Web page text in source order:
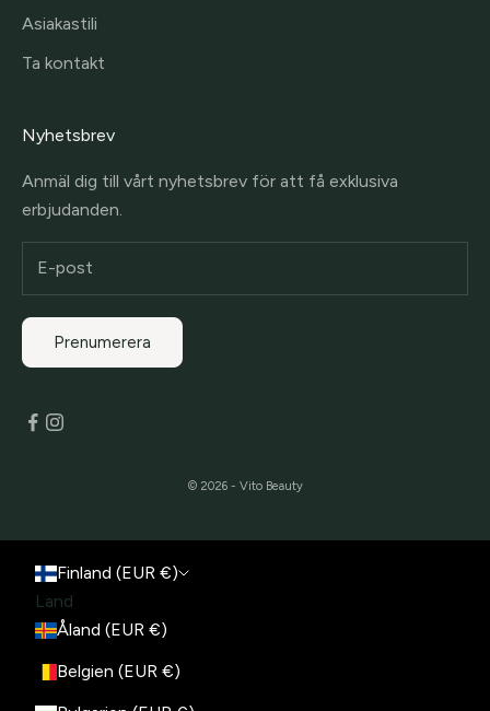
Asiakastili
Ta kontakt
Nyhetsbrev
Anmäl dig till vårt nyhetsbrev för att få exklusiva
erbjudanden.
Prenumerera
© 2026 - Vito Beauty
Finland (EUR €)
Land
Åland (EUR €)
Belgien (EUR €)